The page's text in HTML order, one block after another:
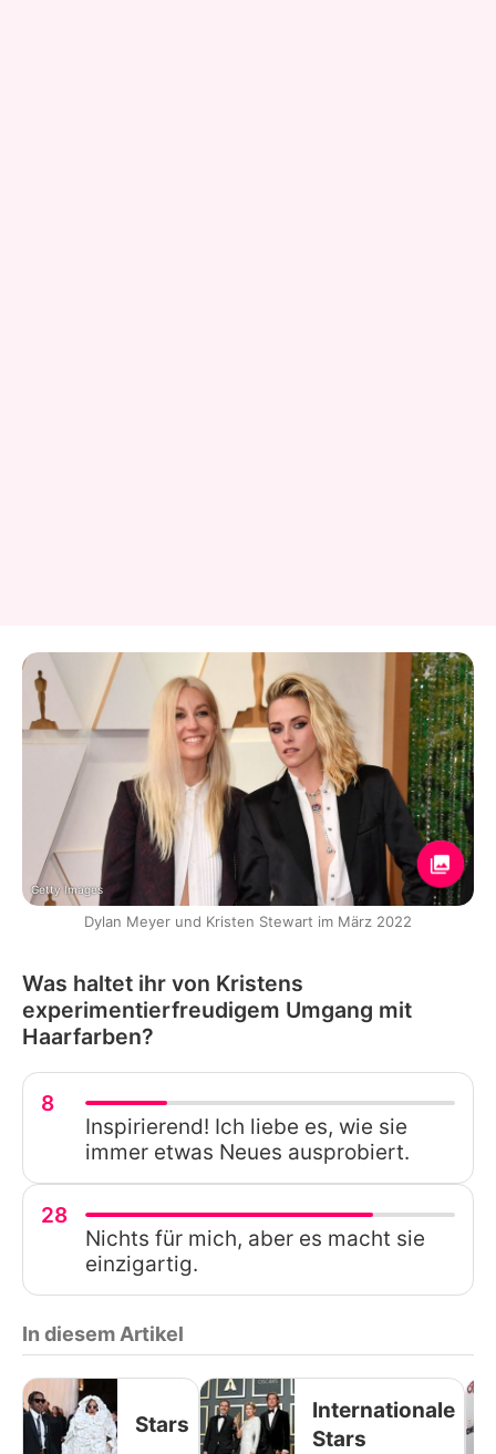
Getty Images
Dylan Meyer und Kristen Stewart im März 2022
Was haltet ihr von Kristens
experimentierfreudigem Umgang mit
Haarfarben?
8
Inspirierend! Ich liebe es, wie sie
immer etwas Neues ausprobiert.
28
Nichts für mich, aber es macht sie
einzigartig.
In diesem Artikel
Stars
Internationale
Stars